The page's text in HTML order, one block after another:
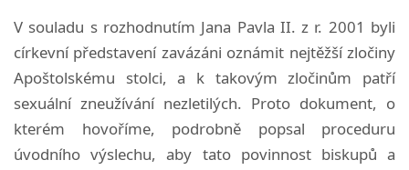
V souladu s rozhodnutím Jana Pavla II. z r. 2001 byli
církevní představení zavázáni oznámit nejtěžší zločiny
Apoštolskému stolci, a k takovým zločinům patří
sexuální zneužívání nezletilých. Proto dokument, o
kterém hovoříme, podrobně popsal proceduru
úvodního výslechu, aby tato povinnost biskupů a